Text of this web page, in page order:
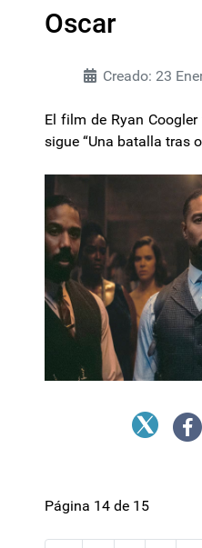
Oscar
Creado: 23
El film de Ryan
sigue “Una batalla tras
Página 14 de 15